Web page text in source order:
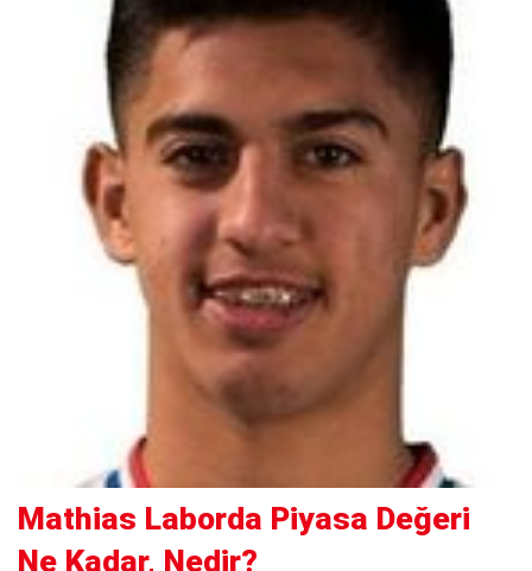
Mathias Laborda Piyasa Değeri
Ne Kadar, Nedir?